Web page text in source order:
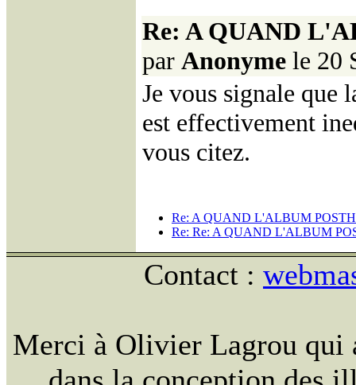
Re: A QUAND
par Anonyme le 20
Je vous signale que
est effectivement
vous citez.
Re: A QUAND L'ALBUM
Re: Re: A QUAND L'ALBUM
Contact :
Merci à Olivier Lagrou qui